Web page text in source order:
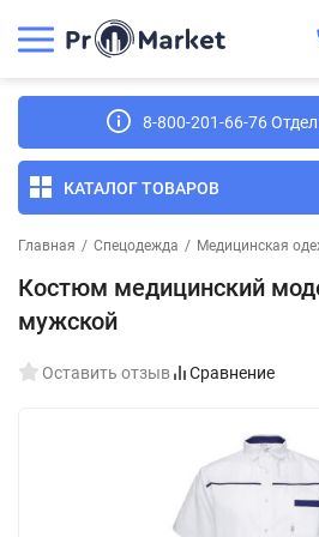
8-800-201-66-76
КАТАЛОГ ТОВАРОВ
Главная / Спецодежда / Медицинская
Костюм медицинский
мужской
Оставить отзыв Сравнение